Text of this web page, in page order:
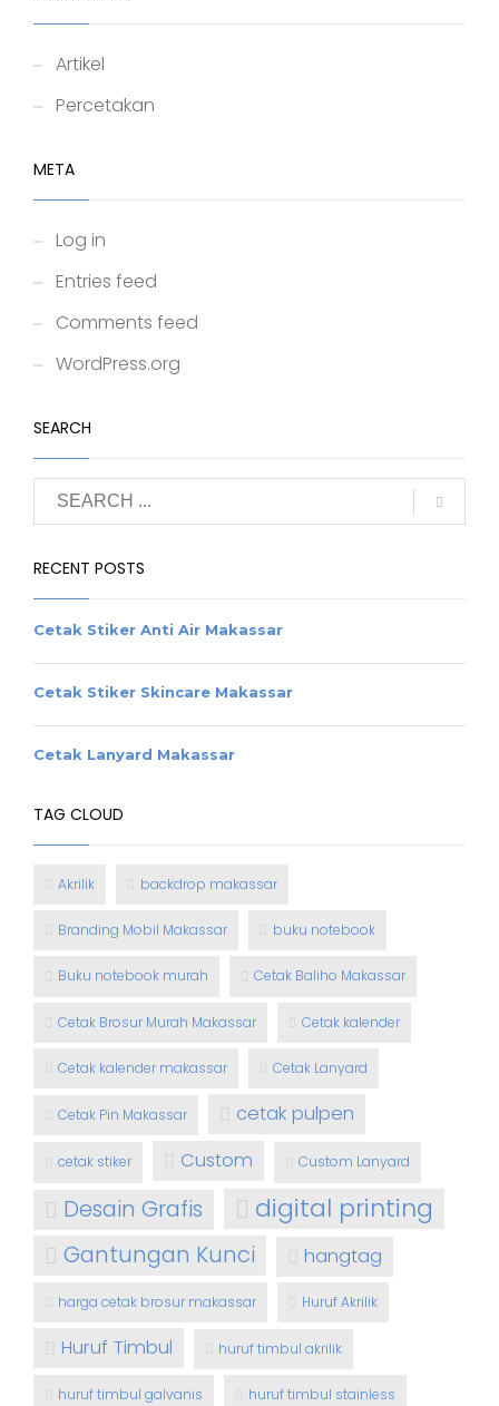
Artikel
Percetakan
META
Log in
Entries feed
Comments feed
WordPress.org
SEARCH
RECENT POSTS
Cetak Stiker Anti Air Makassar
Cetak Stiker Skincare Makassar
Cetak Lanyard Makassar
TAG CLOUD
Akrilik backdrop makassar
Branding Mobil Makassar buku notebook
Buku notebook murah Cetak Baliho Makassar
Cetak Brosur Murah Makassar Cetak kalender
Cetak kalender makassar Cetak Lanyard
Cetak Pin Makassar cetak pulpen
cetak stiker Custom Custom Lanyard
Desain Grafis digital printing
Gantungan Kunci hangtag
harga cetak brosur makassar Huruf Akrilik
Huruf Timbul huruf timbul akrilik
huruf timbul galvanis huruf timbul stainless